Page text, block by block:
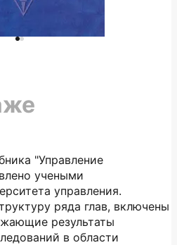
"Управление
учеными
управления.
ряда глав, включены
результаты
в области